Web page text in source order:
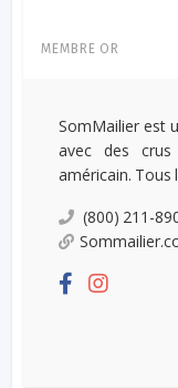
MEMBRE OR
SomMailier est
avec des
américain. Tous
(800) 211-